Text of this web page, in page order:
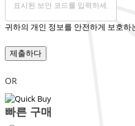
귀하의 개인 정보를 안전하게 보호
제출하다
OR
빠른 구매